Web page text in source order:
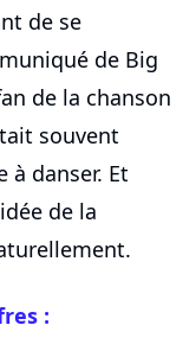
de se
de Big
de la chanson
souvent
à danser. Et
de la
: